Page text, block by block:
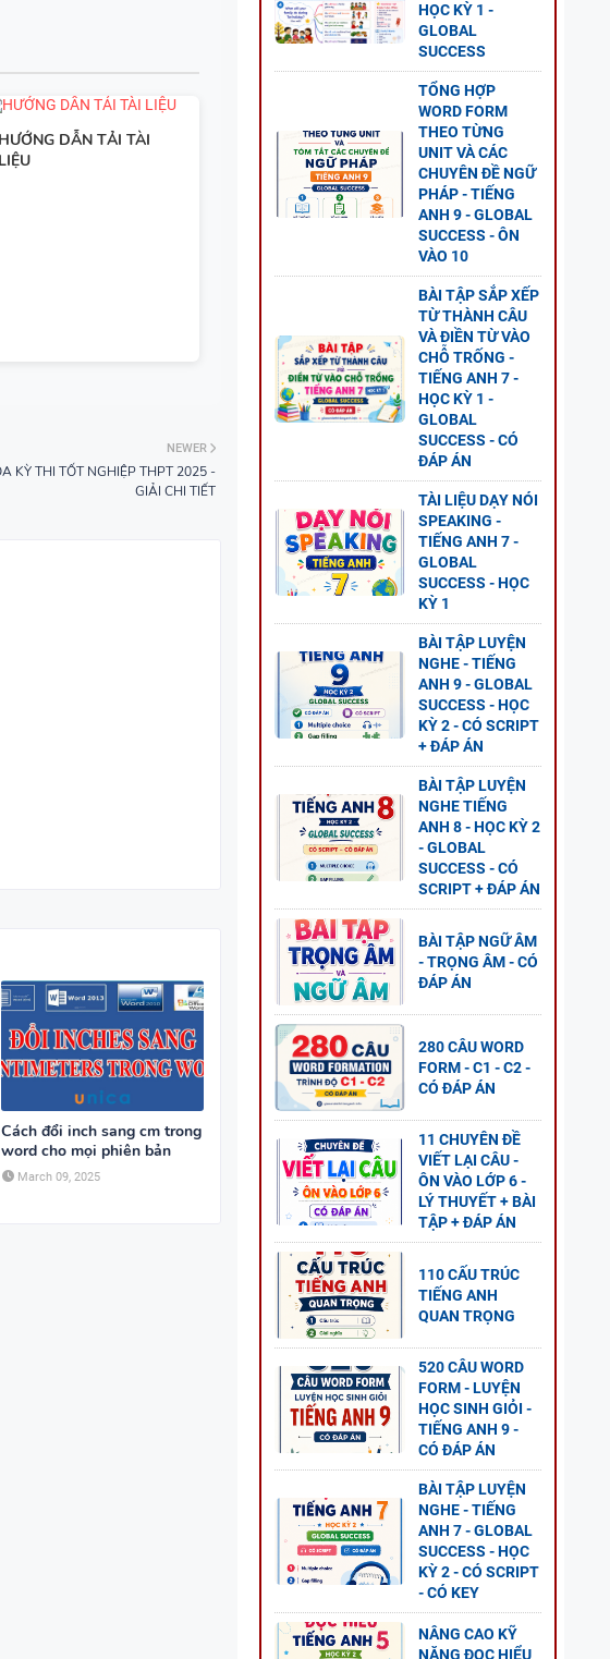
THEO TỪNG
ĐỀ NGỮ
THEO TỪNG
TẮT
ANH 6 - GLOBAL
1 - CÓ ĐÁP ÁN
HƯỚNG DẪN TẢI TÀI
LIỆU
NEWER
KỲ THI TỐT NGHIỆP THPT 2025 -
GIẢI CHI TIẾT
Cách đổi inch sang cm trong
word cho mọi phiên bản
March 09, 2025
HỌC KỲ 1 -
GLOBAL
SUCCESS
TỔNG HỢP
WORD FORM
THEO TỪNG
UNIT VÀ CÁC
CHUYÊN ĐỀ NGỮ
PHÁP - TIẾNG
ANH 9 - GLOBAL
SUCCESS - ÔN
VÀO 10
BÀI TẬP SẮP XẾP
TỪ THÀNH CÂU
VÀ ĐIỀN TỪ VÀO
CHỖ TRỐNG -
TIẾNG ANH 7 -
HỌC KỲ 1 -
GLOBAL
SUCCESS - CÓ
ĐÁP ÁN
TÀI LIỆU DẠY NÓI
SPEAKING -
TIẾNG ANH 7 -
GLOBAL
SUCCESS - HỌC
KỲ 1
BÀI TẬP LUYỆN
NGHE - TIẾNG
ANH 9 - GLOBAL
SUCCESS - HỌC
KỲ 2 - CÓ SCRIPT
+ ĐÁP ÁN
BÀI TẬP LUYỆN
NGHE TIẾNG
ANH 8 - HỌC KỲ 2
- GLOBAL
SUCCESS - CÓ
SCRIPT + ĐÁP ÁN
BÀI TẬP NGỮ ÂM
- TRỌNG ÂM - CÓ
ĐÁP ÁN
280 CÂU WORD
FORM - C1 - C2 -
CÓ ĐÁP ÁN
11 CHUYÊN ĐỀ
VIẾT LẠI CÂU -
ÔN VÀO LỚP 6 -
LÝ THUYẾT + BÀI
TẬP + ĐÁP ÁN
110 CẤU TRÚC
TIẾNG ANH
QUAN TRỌNG
520 CÂU WORD
FORM - LUYỆN
HỌC SINH GIỎI -
TIẾNG ANH 9 -
CÓ ĐÁP ÁN
BÀI TẬP LUYỆN
NGHE - TIẾNG
ANH 7 - GLOBAL
SUCCESS - HỌC
KỲ 2 - CÓ SCRIPT
- CÓ KEY
NÂNG CAO KỸ
NĂNG ĐỌC HIỂU